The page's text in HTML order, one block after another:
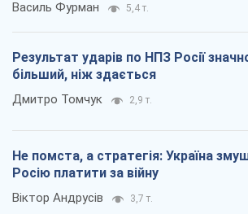
Василь Фурман 5,4 т.
Результат ударів по НПЗ Росії
більший, ніж здається
Дмитро Томчук 2,9 т.
Не помста, а стратегія: Україна
Росію платити за війну
Віктор Андрусів 3,7 т.